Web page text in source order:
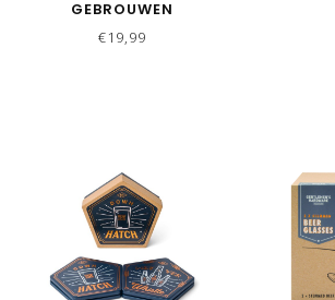
GEBROUWEN
€19,99